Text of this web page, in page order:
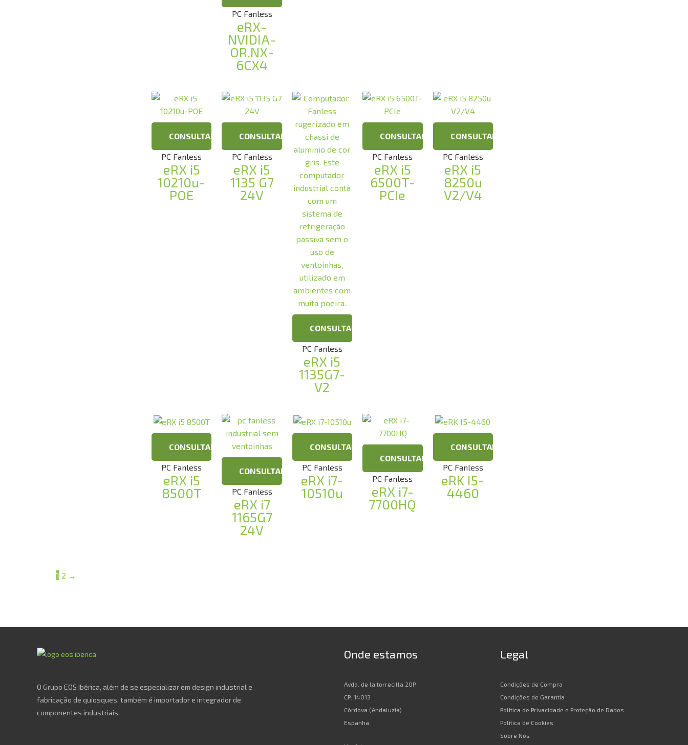
PC Fanless
eRX-
NVIDIA-
OR.NX-
6CX4
CONSULTAR
PC Fanless
eRX i5
10210u-
POE
CONSULTAR
PC Fanless
eRX i5
1135 G7
24V
CONSULTAR
PC Fanless
eRX i5
1135G7-
V2
CONSULTAR
PC Fanless
eRX i5
6500T-
PCIe
CONSULTAR
PC Fanless
eRX i5
8250u
V2/V4
CONSULTAR
PC Fanless
eRX i5
8500T
CONSULTAR
PC Fanless
eRX i7
1165G7
24V
CONSULTAR
PC Fanless
eRX i7-
10510u
CONSULTAR
PC Fanless
eRX i7-
7700HQ
CONSULTAR
PC Fanless
eRK I5-
4460
1 2 →
O Grupo EOS Ibérica, além de se especializar em design industrial e
fabricação de quiosques, também é importador e integrador de
componentes industriais.
Onde estamos
Avda. de la torrecilla 20P.
CP: 14013
Córdova (Andaluzia)
Espanha
Legal
Condições de Compra
Condições de Garantia
Política de Privacidade e Proteção de Dados
Política de Cookies
Sobre Nós